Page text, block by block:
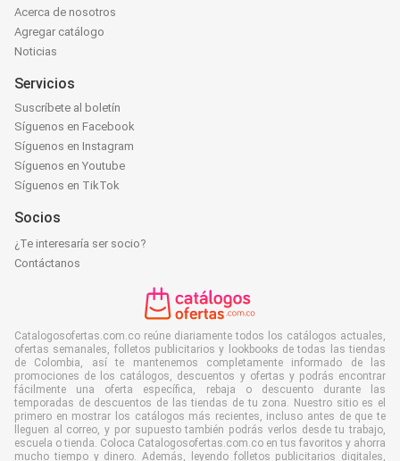
Acerca de nosotros
Agregar catálogo
Noticias
Servicios
Suscríbete al boletín
Síguenos en Facebook
Síguenos en Instagram
Síguenos en Youtube
Síguenos en TikTok
Socios
¿Te interesaría ser socio?
Contáctanos
Catalogosofertas.com.co reúne diariamente todos los catálogos actuales,
ofertas semanales, folletos publicitarios y lookbooks de todas las tiendas
de Colombia, así te mantenemos completamente informado de las
promociones de los catálogos, descuentos y ofertas y podrás encontrar
fácilmente una oferta específica, rebaja o descuento durante las
temporadas de descuentos de las tiendas de tu zona. Nuestro sitio es el
primero en mostrar los catálogos más recientes, incluso antes de que te
lleguen al correo, y por supuesto también podrás verlos desde tu trabajo,
escuela o tienda. Coloca Catalogosofertas.com.co en tus favoritos y ahorra
mucho tiempo y dinero. Además, leyendo folletos publicitarios digitales,